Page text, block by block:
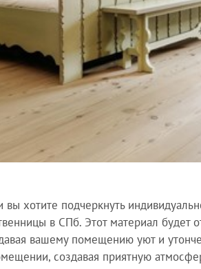
вы хотите подчеркнуть
в СПб. Этот материал будет
вашему помещению уют и
создавая приятную